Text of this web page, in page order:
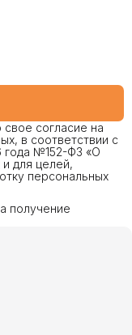
согласие на
в соответствии с
года №152-ФЗ «О
для целей,
персональных
получение